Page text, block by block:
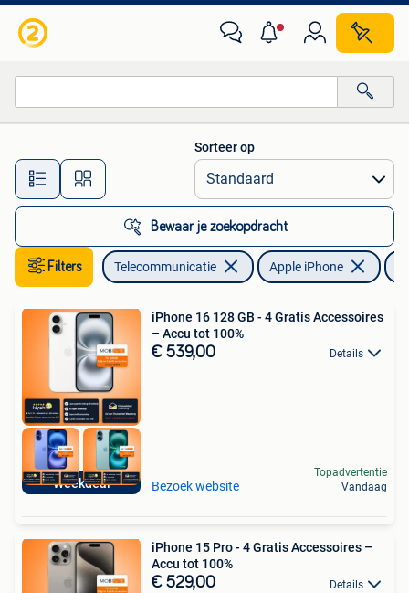
Alle afstanden…
Sorteer op
Bewaar je zoekopdracht
Filters Telecommunicatie Apple iPhone
Weekdeal
iPhone 16 128 GB - 4 Gratis Accessoires
– Accu tot 100%
€ 539,00 Details
Bezoek website
Topadvertentie
Vandaag
iPhone 15 Pro - 4 Gratis Accessoires –
Accu tot 100%
€ 529,00 Details